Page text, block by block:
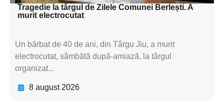
Tragedie la târgul de Zilele Comunei Berlești. A
murit electrocutat
Un bărbat de 40 de ani, din Târgu Jiu, a murit
electrocutat, sâmbătă după-amiază, la târgul
organizat...
8 august 2026